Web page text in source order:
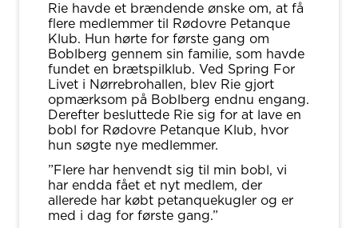
Rie havde et brændende ønske om, at få
flere medlemmer til Rødovre Petanque
Klub. Hun hørte for første gang om
Boblberg gennem sin familie, som havde
fundet en brætspilklub. Ved Spring For
Livet i Nørrebrohallen, blev Rie gjort
opmærksom på Boblberg endnu engang.
Derefter besluttede Rie sig for at lave en
bobl for Rødovre Petanque Klub, hvor
hun søgte nye medlemmer.
”Flere har henvendt sig til min bobl, vi
har endda fået et nyt medlem, der
allerede har købt petanquekugler og er
med i dag for første gang.”